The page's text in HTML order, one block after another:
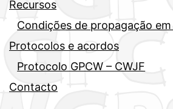
Recursos
Condições de propagação
Protocolos e acordos
Protocolo GPCW – CWJF
Contacto